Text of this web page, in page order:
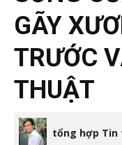
GÃY
TRƯỚC
THUẬT
tổng hợp Tin